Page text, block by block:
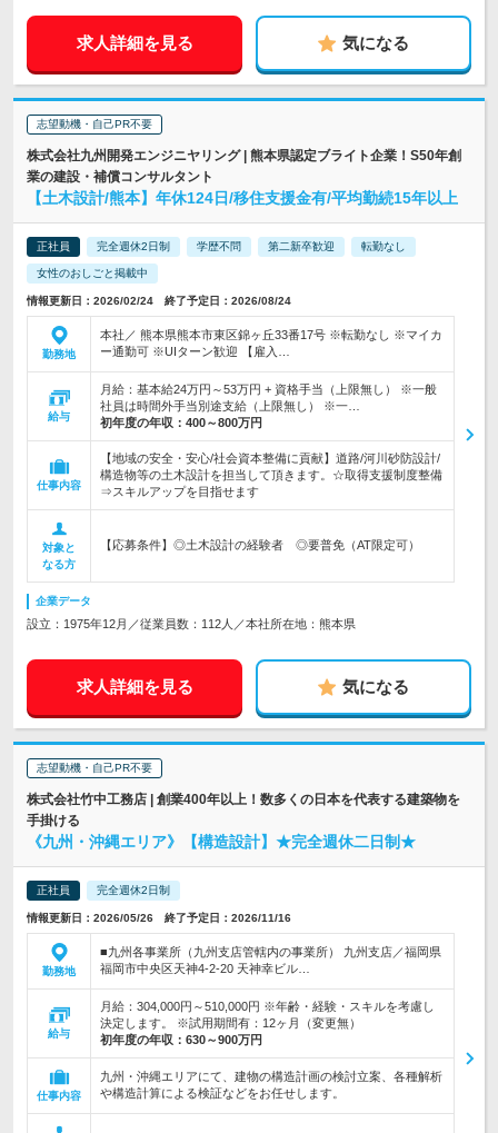
求人詳細を見る 気になる
志望動機・自己PR不要
株式会社九州開発エンジニヤリング | 熊本県認定ブライト企業！S50年創
業の建設・補償コンサルタント
【土木設計/熊本】年休124日/移住支援金有/平均勤続15年以上
正社員 完全週休2日制 学歴不問 第二新卒歓迎 転勤なし
女性のおしごと掲載中
情報更新日：2026/02/24 終了予定日：2026/08/24
勤務地
本社／ 熊本県熊本市東区錦ヶ丘33番17号 ※転勤なし ※マイカ
ー通勤可 ※UIターン歓迎 【雇入…
給与
月給：基本給24万円～53万円 + 資格手当（上限無し） ※一般
社員は時間外手当別途支給（上限無し） ※一…
初年度の年収： 400～800万円
仕事内容
【地域の安全・安心/社会資本整備に貢献】道路/河川砂防設計/
構造物等の土木設計を担当して頂きます。☆取得支援制度整備
⇒スキルアップを目指せます
対象と
なる方
【応募条件】◎土木設計の経験者 ◎要普免（AT限定可）
企業データ
設立：1975年12月／従業員数：112人／本社所在地：熊本県
求人詳細を見る 気になる
志望動機・自己PR不要
株式会社竹中工務店 | 創業400年以上！数多くの日本を代表する建築物を
手掛ける
《九州・沖縄エリア》【構造設計】★完全週休二日制★
正社員 完全週休2日制
情報更新日：2026/05/26 終了予定日：2026/11/16
勤務地
■九州各事業所（九州支店管轄内の事業所） 九州支店／福岡県
福岡市中央区天神4-2-20 天神幸ビル…
給与
月給：304,000円～510,000円 ※年齢・経験・スキルを考慮し
決定します。 ※試用期間有：12ヶ月（変更無）
初年度の年収： 630～900万円
仕事内容
九州・沖縄エリアにて、建物の構造計画の検討立案、各種解析
や構造計算による検証などをお任せします。